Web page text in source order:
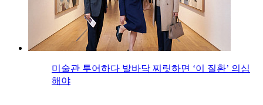
미술관 투어하다 발바닥 찌릿하면 ‘이 질환’ 의심
해야